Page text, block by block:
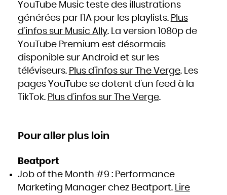
YouTube Music teste des illustrations
générées par l’IA pour les playlists. Plus
d’infos sur Music Ally. La version 1080p de
YouTube Premium est désormais
disponible sur Android et sur les
téléviseurs. Plus d’infos sur The Verge. Les
pages YouTube se dotent d’un feed à la
TikTok. Plus d’infos sur The Verge.
Pour aller plus loin
Beatport
Job of the Month #9 : Performance
Marketing Manager chez Beatport. Lire